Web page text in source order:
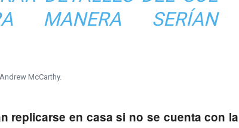
MANERA SERÍAN
Andrew McCarthy.
replicarse en casa si no se cuenta con la